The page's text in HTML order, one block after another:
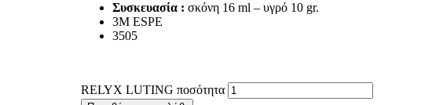
Συσκευασία : σκόνη 16 ml – υγρό 10 gr.
3M ESPE
3505
RELYX LUTING ποσότητα